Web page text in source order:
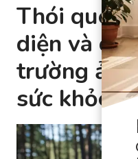
Thói quen
diện và
trường ảnh
sức khỏe